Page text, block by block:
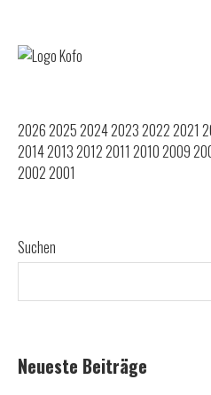
202620252024202320222021
2014201320122011 20102009
20022001
Suchen
Neueste Beiträge